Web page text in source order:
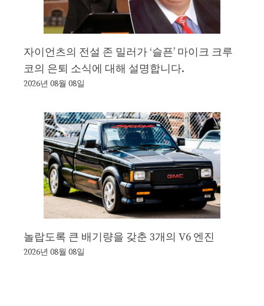
자이언츠의 전설 존 밀러가 ‘슬픈’ 마이크 크루
코의 은퇴 소식에 대해 설명합니다.
2026년 08월 08일
놀랍도록 큰 배기량을 갖춘 3개의 V6 엔진
2026년 08월 08일